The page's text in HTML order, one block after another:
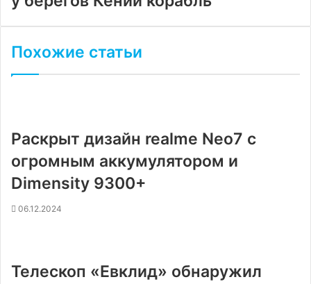
Похожие статьи
Раскрыт дизайн realme Neo7 с
огромным аккумулятором и
Dimensity 9300+
06.12.2024
Телескоп «Евклид» обнаружил